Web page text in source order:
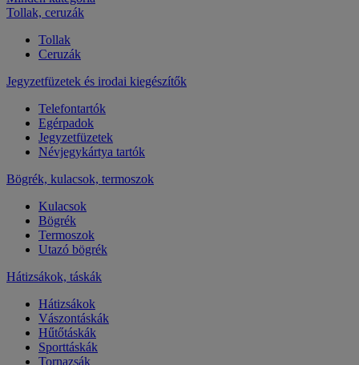
Tollak, ceruzák
Tollak
Ceruzák
Jegyzetfüzetek és irodai kiegészítők
Telefontartók
Egérpadok
Jegyzetfüzetek
Névjegykártya tartók
Bögrék, kulacsok, termoszok
Kulacsok
Bögrék
Termoszok
Utazó bögrék
Hátizsákok, táskák
Hátizsákok
Vászontáskák
Hűtőtáskák
Sporttáskák
Tornazsák